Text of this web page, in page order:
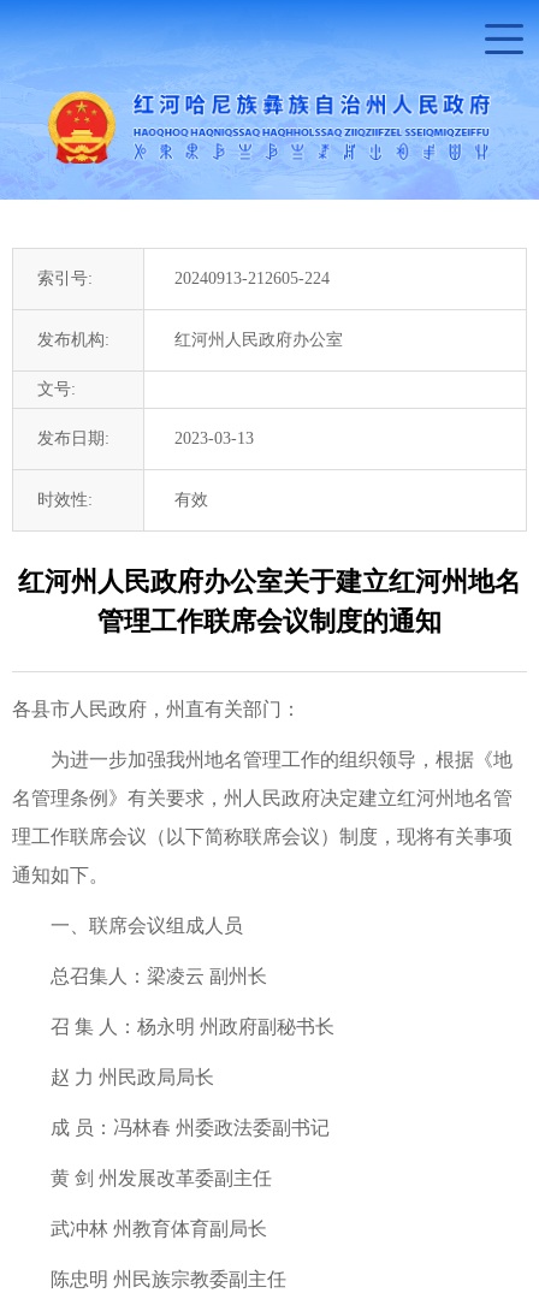
索引号: 20240913-212605-224
发布机构: 红河州人民政府办公室
文号:
发布日期: 2023-03-13
时效性: 有效
红河州人民政府办公室关于建立红河州地名
管理工作联席会议制度的通知
各县市人民政府，州直有关部门：
为进一步加强我州地名管理工作的组织领导，根据《地
名管理条例》有关要求，州人民政府决定建立红河州地名管
理工作联席会议（以下简称联席会议）制度，现将有关事项
通知如下。
一、联席会议组成人员
总召集人：梁凌云 副州长
召 集 人：杨永明 州政府副秘书长
赵 力 州民政局局长
成 员：冯林春 州委政法委副书记
黄 剑 州发展改革委副主任
武冲林 州教育体育副局长
陈忠明 州民族宗教委副主任